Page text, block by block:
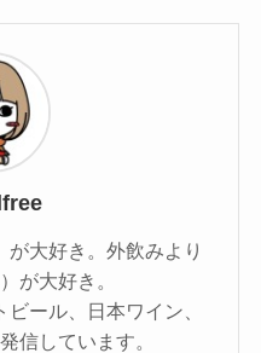
が大好き。外飲みより
が大好き。
ール、日本ワイン、
信しています。